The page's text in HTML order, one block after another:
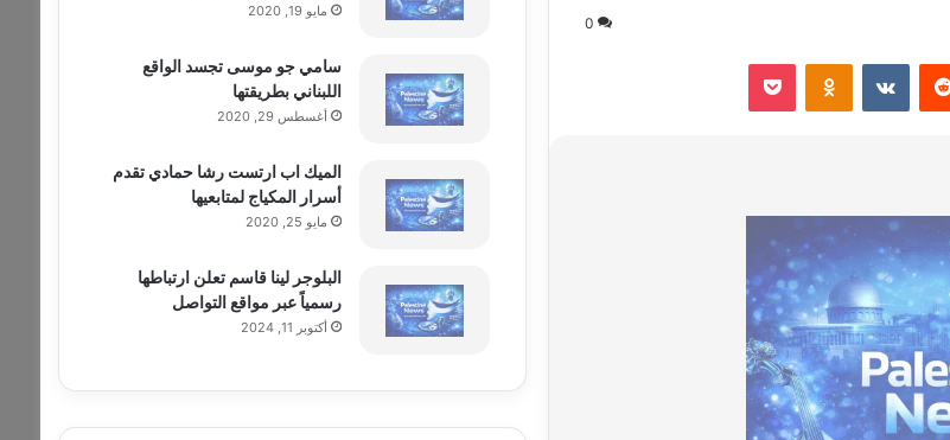
0
‏Reddit
‏VKontakte
Odnoklassniki
‫Pocket
مايو 19, 2020
سامي جو موسى تجسد الواقع
اللبناني بطريقتها
أغسطس 29, 2020
الميك اب ارتست رشا حمادي تقدم
أسرار المكياج لمتابعيها
مايو 25, 2020
البلوجر لينا قاسم تعلن ارتباطها
رسمياً عبر مواقع التواصل
أكتوبر 11, 2024